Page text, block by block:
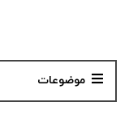
موضوعات